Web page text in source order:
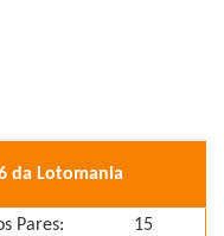
da Lotomania
Pares:
15